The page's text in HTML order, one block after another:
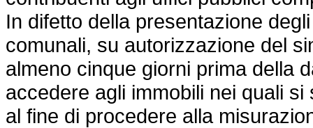
In difetto della presentazione
comunali, su autorizzazione del
almeno cinque giorni prima della
accedere agli immobili nei quali
al fine di procedere alla